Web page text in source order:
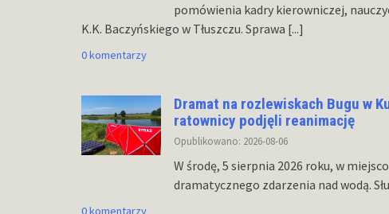
pomówienia kadry kierowniczej,
K.K. Baczyńskiego w Tłuszczu. Sprawa [...]
0 komentarzy
Dramat na rozlewiskach Bugu w
ratownicy podjęli reanimację
Opublikowano: 2026-08-06
W środę, 5 sierpnia 2026 roku, w
dramatycznego zdarzenia nad wodą.
0 komentarzy